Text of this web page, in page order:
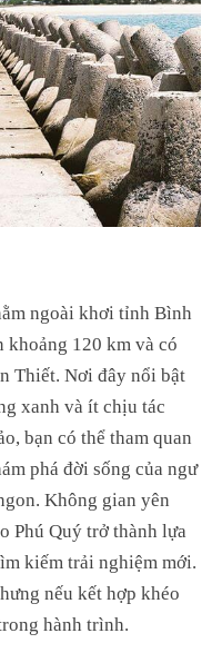
ngoài khơi tỉnh Bình
khoảng 120 km và có
Thiết. Nơi đây nổi bật
xanh và ít chịu tác
bạn có thể tham quan
phá đời sống của ngư
Không gian yên
Phú Quý trở thành lựa
kiếm trải nghiệm mới.
nếu kết hợp khéo
hành trình.